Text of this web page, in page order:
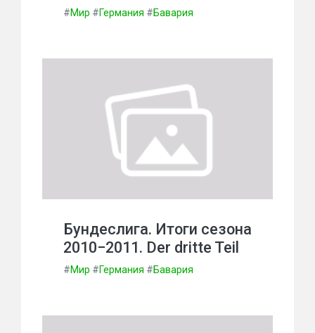
#Мир #Германия #Бавария
Бундеслига. Итоги сезона
2010−2011. Der dritte Teil
#Мир #Германия #Бавария